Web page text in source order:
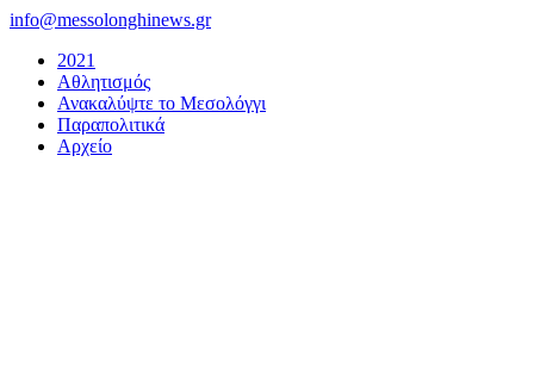
Μετάβαση
περιεχόμενο
info@messolonghinews.gr
2021
Αθλητισμός
Ανακαλύψτε το Μεσολόγγι
Παραπολιτικά
Αρχείο